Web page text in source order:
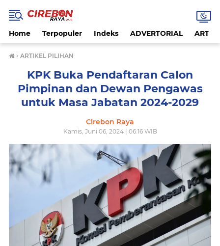
Home Terpopuler Indeks ADVERTORIAL
› ARTIKEL PILIHAN
KPK Buka Pendaftaran Calon
Pimpinan dan Dewan Pengawas
untuk Masa Jabatan 2024-2029
Cirebon Raya
Kamis, Juni 06, 2024 | 06:16 WIB